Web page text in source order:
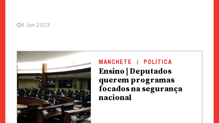
4 Jun 2023
MANCHETE POLÍTICA
Ensino | Deputados
querem programas
focados na segurança
nacional